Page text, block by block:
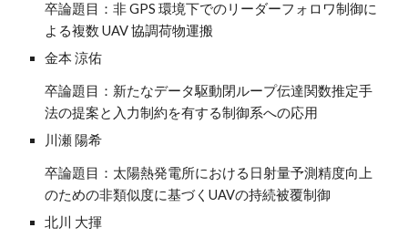
卒論題目：非 GPS 環境下でのリーダーフォロワ制御に
よる複数 UAV 協調荷物運搬
金本 涼佑
卒論題目：新たなデータ駆動閉ループ伝達関数推定手
法の提案と入力制約を有する制御系への応用
川瀬 陽希
卒論題目：太陽熱発電所における日射量予測精度向上
のための非類似度に基づくUAVの持続被覆制御
北川 大揮